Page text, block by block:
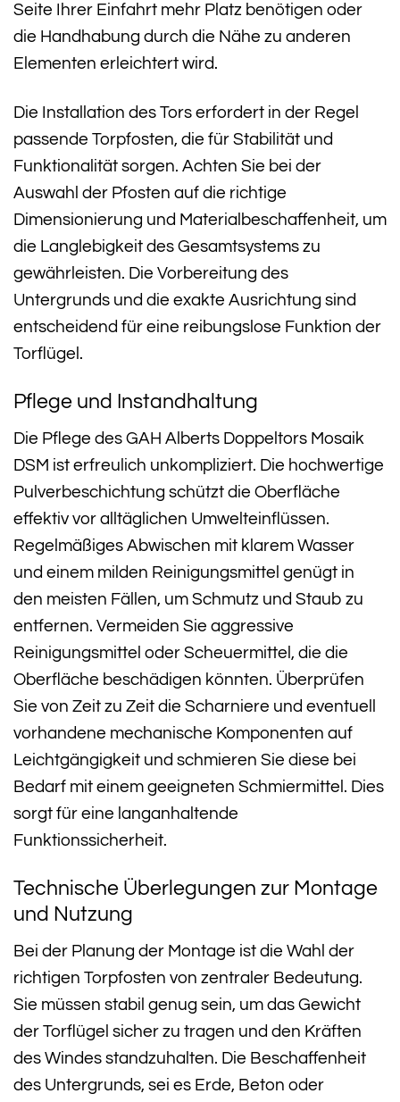
Seite Ihrer Einfahrt mehr Platz benötigen oder
die Handhabung durch die Nähe zu anderen
Elementen erleichtert wird.
Die Installation des Tors erfordert in der Regel
passende Torpfosten, die für Stabilität und
Funktionalität sorgen. Achten Sie bei der
Auswahl der Pfosten auf die richtige
Dimensionierung und Materialbeschaffenheit, um
die Langlebigkeit des Gesamtsystems zu
gewährleisten. Die Vorbereitung des
Untergrunds und die exakte Ausrichtung sind
entscheidend für eine reibungslose Funktion der
Torflügel.
Pflege und Instandhaltung
Die Pflege des GAH Alberts Doppeltors Mosaik
DSM ist erfreulich unkompliziert. Die hochwertige
Pulverbeschichtung schützt die Oberfläche
effektiv vor alltäglichen Umwelteinflüssen.
Regelmäßiges Abwischen mit klarem Wasser
und einem milden Reinigungsmittel genügt in
den meisten Fällen, um Schmutz und Staub zu
entfernen. Vermeiden Sie aggressive
Reinigungsmittel oder Scheuermittel, die die
Oberfläche beschädigen könnten. Überprüfen
Sie von Zeit zu Zeit die Scharniere und eventuell
vorhandene mechanische Komponenten auf
Leichtgängigkeit und schmieren Sie diese bei
Bedarf mit einem geeigneten Schmiermittel. Dies
sorgt für eine langanhaltende
Funktionssicherheit.
Technische Überlegungen zur Montage
und Nutzung
Bei der Planung der Montage ist die Wahl der
richtigen Torpfosten von zentraler Bedeutung.
Sie müssen stabil genug sein, um das Gewicht
der Torflügel sicher zu tragen und den Kräften
des Windes standzuhalten. Die Beschaffenheit
des Untergrunds, sei es Erde, Beton oder